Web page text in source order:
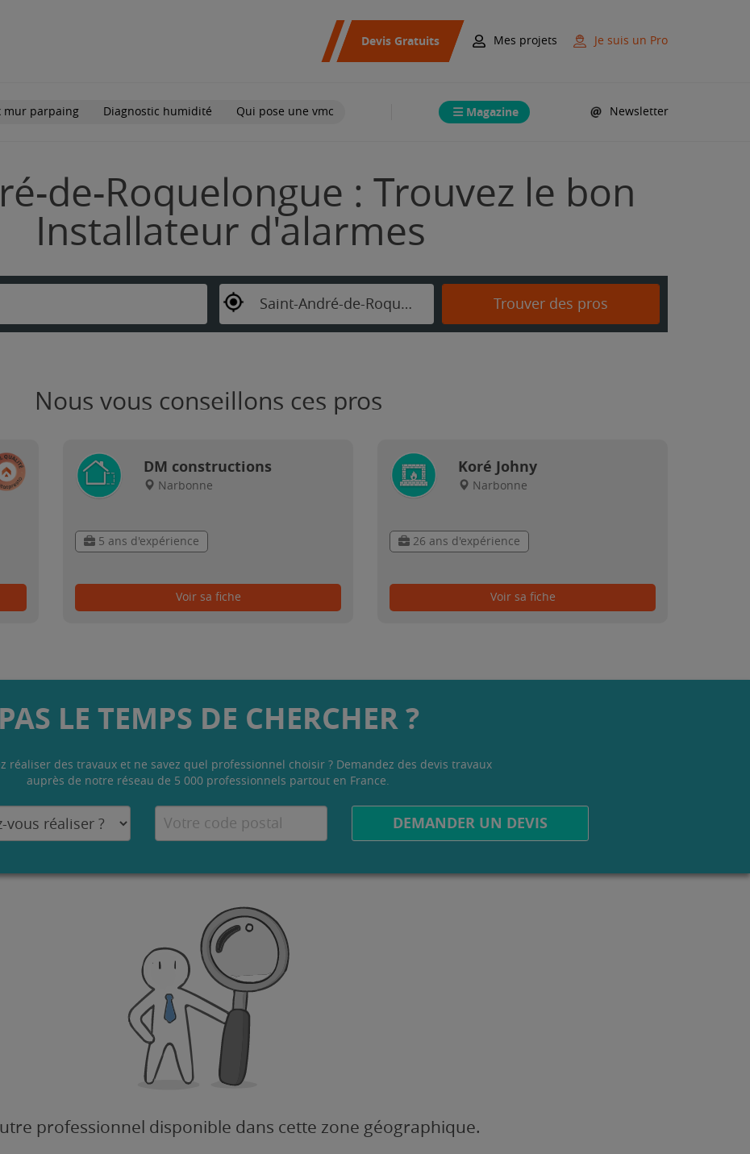
Devis Gratuits Mes projets Je suis un Pro
mur parpaing Diagnostic humidité Qui pose une vmc Magazine Newsletter
de-Roquelongue : Trouvez le bon
Installateur d'alarmes
Saint-André-de-Roquelongue Trouver des pros
Nous vous conseillons ces pros
DM constructions
Narbonne
5 ans d'expérience
Voir sa fiche
Koré Johny
Narbonne
26 ans d'expérience
Voir sa fiche
PAS LE TEMPS DE CHERCHER ?
réaliser des travaux et ne savez quel professionnel choisir ? Demandez des devis travaux
auprès de notre réseau de 5 000 professionnels partout en France.
DEMANDER UN DEVIS
professionnel disponible dans cette zone géographique.